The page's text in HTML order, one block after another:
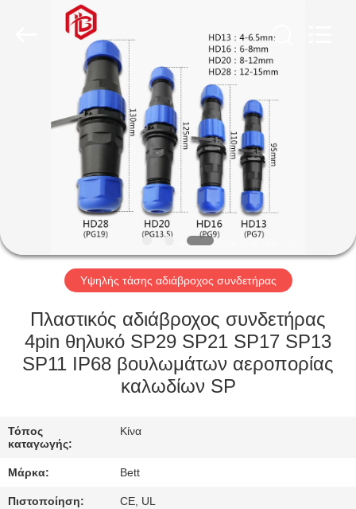
ΠΡΟΪΌΝΤΑ
ΠΕΡΊΠΟΥ
ΓΎΡΟΣ
ΕΡΓΟΣΤΑΣΊΩΝ
ΠΟΙΟΤΙΚΌΣ
ΈΛΕΓΧΟΣ
PRIVACY
POLICY
Υψηλής τάσης αδιάβροχος συνδετήρας
Πλαστικός αδιάβροχος συνδετήρας
4pin θηλυκό SP29 SP21 SP17 SP13
SP11 IP68 βουλωμάτων αεροπορίας
καλωδίων SP
Τόπος
καταγωγής:
Κίνα
Μάρκα: Bett
Πιστοποίηση: CE, UL